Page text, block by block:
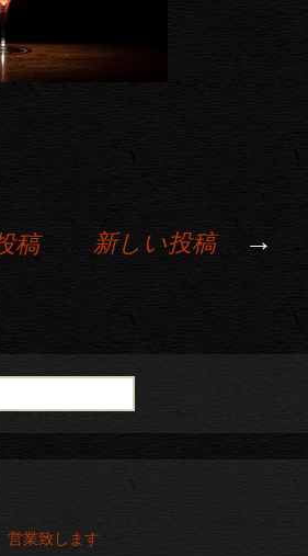
ン
稿 新しい投稿 →
営業致します